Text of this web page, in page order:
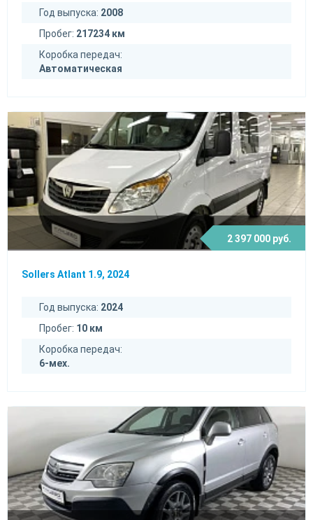
Год выпуска: 2008
Пробег: 217234 км
Коробка передач:
Автоматическая
2 397 000 руб.
Sollers Atlant 1.9, 2024
Год выпуска: 2024
Пробег: 10 км
Коробка передач:
6-мех.